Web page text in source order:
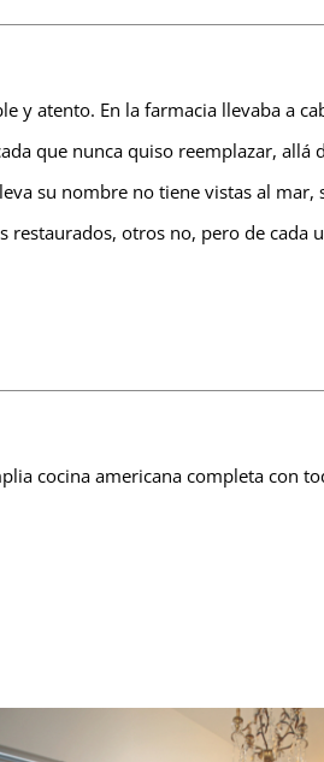
y atento. En la farmacia llevaba a
que nunca quiso reemplazar, allá
su nombre no tiene vistas al mar,
restaurados, otros no, pero de cada
cocina americana completa con